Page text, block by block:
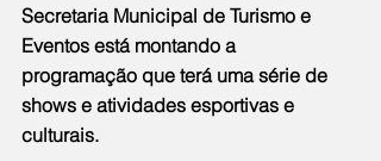
Secretaria Municipal de Turismo e
Eventos está montando a
programação que terá uma série de
shows e atividades esportivas e
culturais.